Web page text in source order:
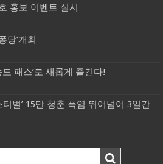
홍보 이벤트 실시
당’개최
패스’로 새롭게 즐긴다!
벌’ 15만 청춘 폭염 뛰어넘어 3일간